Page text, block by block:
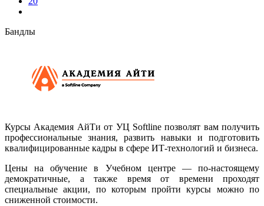
Бандлы
Курсы Академия АйТи от УЦ Softline позволят вам получить
профессиональные знания, развить навыки и подготовить
квалифицированные кадры в сфере ИТ-технологий и бизнеса.
Цены на обучение в Учебном центре — по-настоящему
демократичные, а также время от времени проходят
специальные акции, по которым пройти курсы можно по
сниженной стоимости.